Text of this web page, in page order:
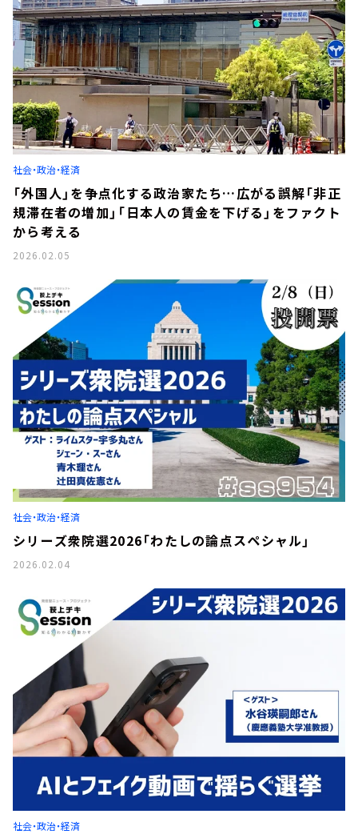
社会・政治・経済
「外国人」を争点化する政治家たち…広がる誤解「非正
規滞在者の増加」「日本人の賃金を下げる」をファクト
から考える
2026.02.05
社会・政治・経済
シリーズ衆院選2026「わたしの論点スペシャル」
2026.02.04
社会・政治・経済